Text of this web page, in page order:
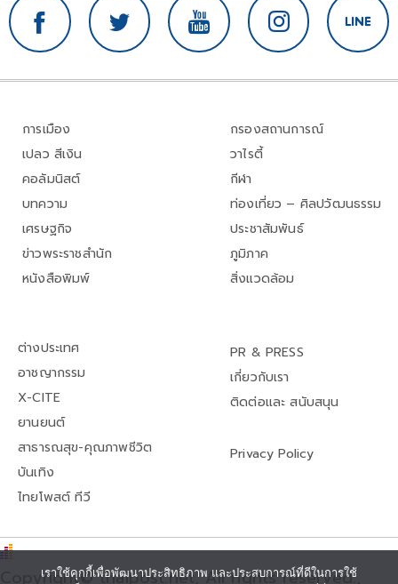
การเมือง
เปลว สีเงิน
คอลัมนิสต์
บทความ
เศรษฐกิจ
ข่าวพระราชสำนัก
หนังสือพิมพ์
กรองสถานการณ์
วาไรตี้
กีฬา
ท่องเที่ยว – ศิลปวัฒนธรรม
ประชาสัมพันธ์
ภูมิภาค
สิ่งแวดล้อม
ต่างประเทศ
อาชญากรรม
X-CITE
ยานยนต์
สาธารณสุข-คุณภาพชีวิต
บันเทิง
ไทยโพสต์ ทีวี
PR & PRESS
เกี่ยวกับเรา
ติดต่อและ สนับสนุน
Privacy Policy
Copyright© thaipost.net, All rights reserved.,
เราใช้คุกกี้เพื่อพัฒนาประสิทธิภาพ และประสบการณ์ที่ดีในการใช้